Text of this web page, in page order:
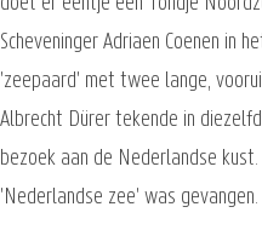
Scheveninger Adriaen Coenen in
'zeepaard' met twee lange,
Albrecht Dürer tekende in
bezoek aan de Nederlandse
'Nederlandse zee' was gevangen.